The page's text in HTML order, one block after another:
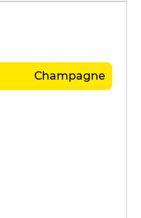
Champagne